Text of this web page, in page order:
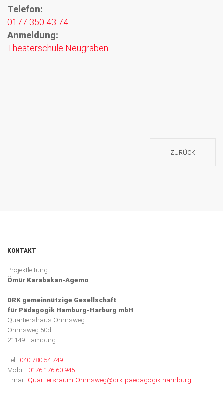
Telefon:
0177 350 43 74
Anmeldung:
Theaterschule Neugraben
ZURÜCK
KONTAKT
Projektleitung:
Ömür Karabakan-Agemo
DRK gemeinnützige Gesellschaft
für Pädagogik Hamburg-Harburg mbH
Quartiershaus Ohrnsweg
Ohrnsweg 50d
21149 Hamburg
Tel.: 040 780 54 749
Mobil : 0176 176 60 945
Email: Quartiersraum-Ohrnsweg@drk-paedagogik.hamburg